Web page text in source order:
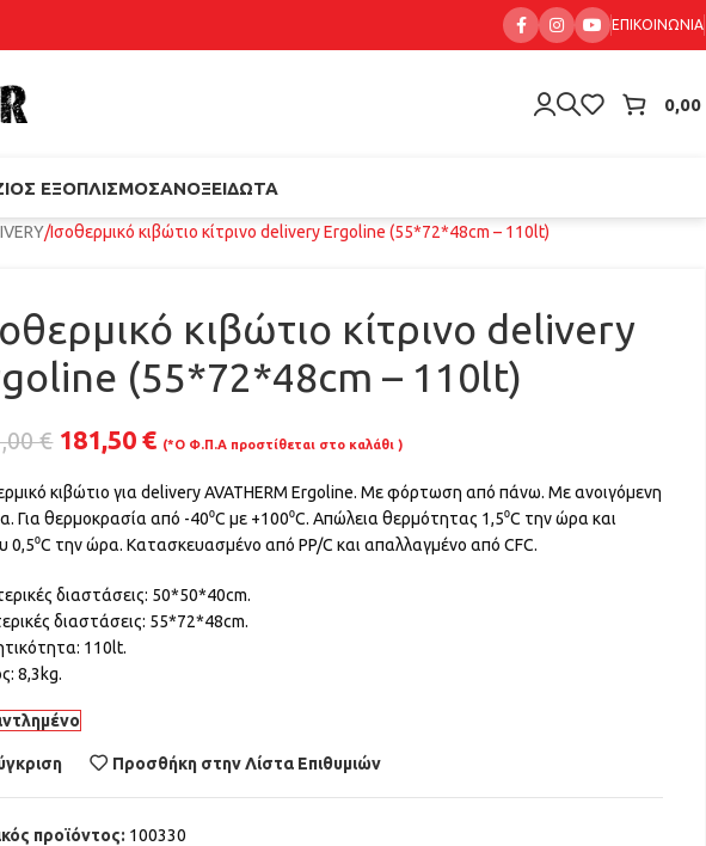
ΕΠΙΚΟΙΝΩΝΊΑ
0,00
ΕΞΟΠΛΙΣΜΌΣΑΝΟΞΕΊΔΩΤΑ
Ισοθερμικό κιβώτιο κίτρινο delivery Ergoline (55*72*48cm – 110lt)
κιβώτιο κίτρινο delivery
(55*72*48cm – 110lt)
€ 181,50€ (*Ο Φ.Π.Α προστίθεται στο καλάθι )
κιβώτιο για delivery AVATHERM Ergoline. Με φόρτωση από πάνω. Με ανοιγόμενη
Για θερμοκρασία από -40⁰C με +100⁰C. Απώλεια θερμότητας 1,5⁰C την ώρα και
0,5⁰C την ώρα. Κατασκευασμένο από PP/C και απαλλαγμένο από CFC.
διαστάσεις: 50*50*40cm.
διαστάσεις: 55*72*48cm.
110lt.
8,3kg.
Προσθήκη στην Λίστα Επιθυμιών
προϊόντος: 100330